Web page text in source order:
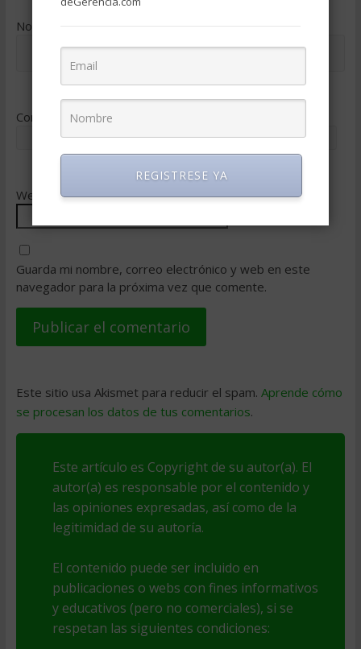
Nombre
Correo electrónico
Web
Guarda mi nombre, correo electrónico y web en este
navegador para la próxima vez que comente.
Este sitio usa Akismet para reducir el spam. Aprende cómo
se procesan los datos de tus comentarios.
Este artículo es Copyright de su autor(a). El
autor(a) es responsable por el contenido y
las opiniones expresadas, así como de la
legitimidad de su autoría.
El contenido puede ser incluido en
publicaciones o webs con fines informativos
y educativos (pero no comerciales), si se
respetan las siguientes condiciones:
REGISTRESE YA